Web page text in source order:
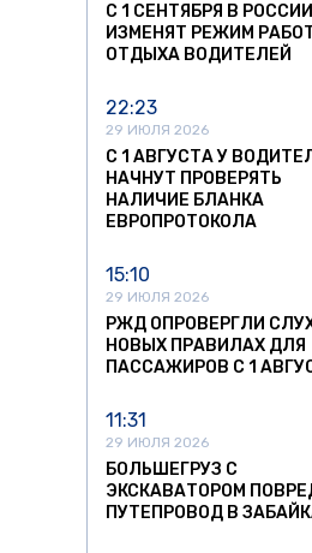
С 1 СЕНТЯБРЯ В РОССИИ
ИЗМЕНЯТ РЕЖИМ
ОТДЫХА ВОДИТЕЛЕЙ
22:23
29 ИЮЛЯ 2026
С 1 АВГУСТА У
НАЧНУТ ПРОВЕРЯТЬ
НАЛИЧИЕ БЛАНКА
ЕВРОПРОТОКОЛА
15:10
29 ИЮЛЯ 2026
РЖД ОПРОВЕРГЛИ
НОВЫХ ПРАВИЛАХ ДЛЯ
ПАССАЖИРОВ С 1
11:31
29 ИЮЛЯ 2026
БОЛЬШЕГРУЗ С
ЭКСКАВАТОРОМ
ПУТЕПРОВОД В